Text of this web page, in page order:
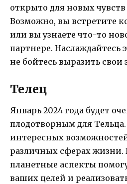
открыто для новых
Возможно, вы встретите
или вы узнаете что-то
партнере.
не бойтесь выразить свои
Телец
Январь 2024 года будет
плодотворным для
интересных
различных сферах жизни.
планетные аспекты
ваших целей и